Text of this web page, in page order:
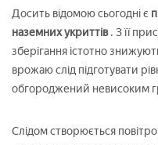
Досить відомою сьогодні є
наземних укриттів. З її
зберігання істотно
врожаю слід підготувати
обгороджений невисоким
Слідом створюється